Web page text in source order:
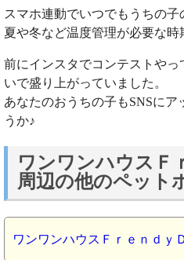
スマホ連動でいつでもうちの子
夏や冬など温度管理が必要な時
前にインスタでコンテストや
いで盛り上がっていました。
あなたのおうちの子もSNSにア
うか♪
ワンワンハウスＦ
周辺の他のペット
ワンワンハウスＦｒｅｎｄｙ